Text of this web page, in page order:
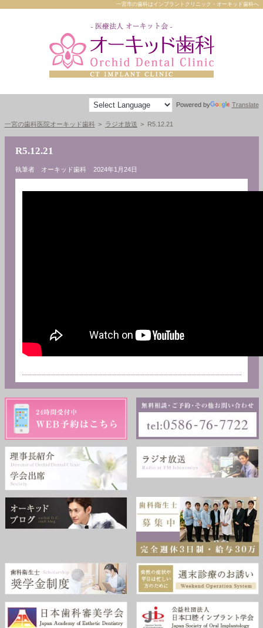
一宮市の歯科はインプラントクリニック・オーキッド歯科へ
Powered by Translate
一宮の歯科医院オーキッド歯科 ラジオ放送 R5.12.21
R5.12.21
執筆者 オーキッド歯科 2024年1月24日